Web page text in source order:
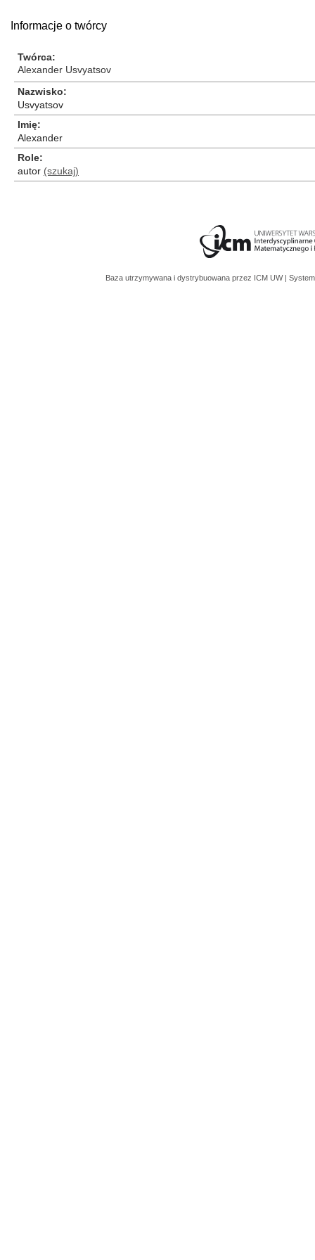
Informacje o twórcy
Twórca
Alexander Usvyatsov
Nazwisko
Usvyatsov
Imię
Alexander
Role
autor (szukaj)
Baza utrzymywana i dystrybuowana przez ICM UW |